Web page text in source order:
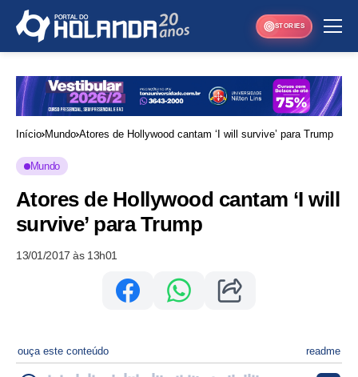
STORIES
Início Mundo Atores de Hollywood cantam ‘I will survive’ para Trump
Mundo
Atores de Hollywood cantam ‘I will
survive’ para Trump
13/01/2017 às 13h01
ouça este conteúdo readme